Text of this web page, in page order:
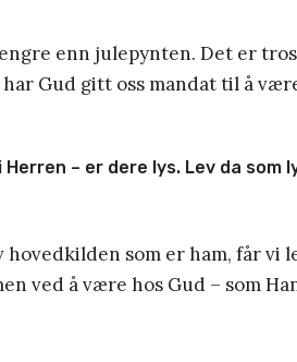
enn julepynten. Det er
Gud gitt oss mandat til å
– er dere lys. Lev da som
som er ham, får vi
ved å være hos Gud – som